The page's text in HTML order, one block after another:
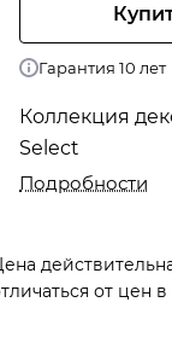
Гарантия 10 лет
Коллекция
Select
Подробности
от цен